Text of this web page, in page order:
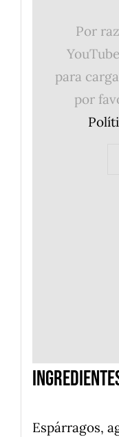
Por
para
por
Espárragos,